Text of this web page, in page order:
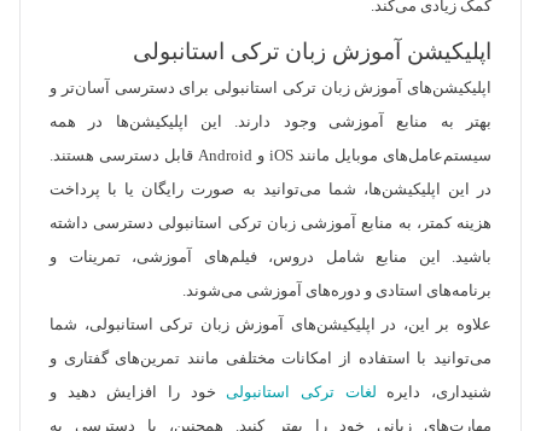
کمک زیادی می‌کند.
اپلیکیشن آموزش زبان ترکی استانبولی
اپلیکیشن‌های آموزش زبان ترکی استانبولی برای دسترسی آسان‌تر و
بهتر به منابع آموزشی وجود دارند. این اپلیکیشن‌ها در همه
سیستم‌عامل‌های موبایل مانند iOS و Android قابل دسترسی هستند.
در این اپلیکیشن‌ها، شما می‌توانید به صورت رایگان یا با پرداخت
هزینه کمتر، به منابع آموزشی زبان ترکی استانبولی دسترسی داشته
باشید. این منابع شامل دروس، فیلم‌های آموزشی، تمرینات و
برنامه‌های استادی و دوره‌های آموزشی می‌شوند.
علاوه بر این، در اپلیکیشن‌های آموزش زبان ترکی استانبولی، شما
می‌توانید با استفاده از امکانات مختلفی مانند تمرین‌های گفتاری و
شنیداری، دایره لغات ترکی استانبولیخود را افزایش دهید و
مهارت‌های زبانی خود را بهتر کنید. همچنین، با دسترسی به